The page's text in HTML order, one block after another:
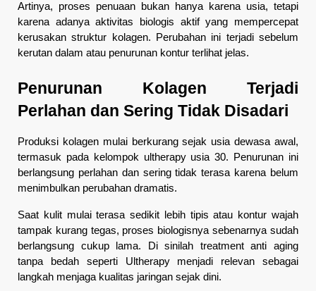
Artinya, proses penuaan bukan hanya karena usia, tetapi
karena adanya aktivitas biologis aktif yang mempercepat
kerusakan struktur kolagen. Perubahan ini terjadi sebelum
kerutan dalam atau penurunan kontur terlihat jelas.
Penurunan Kolagen Terjadi
Perlahan dan Sering Tidak Disadari
Produksi kolagen mulai berkurang sejak usia dewasa awal,
termasuk pada kelompok ultherapy usia 30. Penurunan ini
berlangsung perlahan dan sering tidak terasa karena belum
menimbulkan perubahan dramatis.
Saat kulit mulai terasa sedikit lebih tipis atau kontur wajah
tampak kurang tegas, proses biologisnya sebenarnya sudah
berlangsung cukup lama. Di sinilah treatment anti aging
tanpa bedah seperti Ultherapy menjadi relevan sebagai
langkah menjaga kualitas jaringan sejak dini.